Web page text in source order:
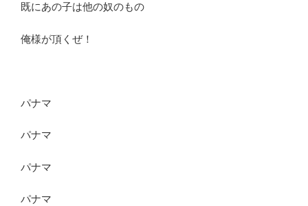
既にあの子は他の奴のもの
俺様が頂くぜ！
パナマ
パナマ
パナマ
パナマ